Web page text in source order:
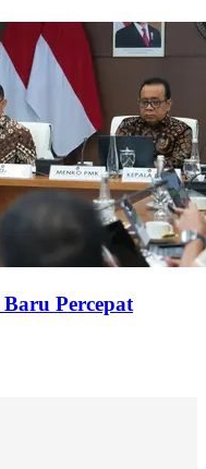
Percepat